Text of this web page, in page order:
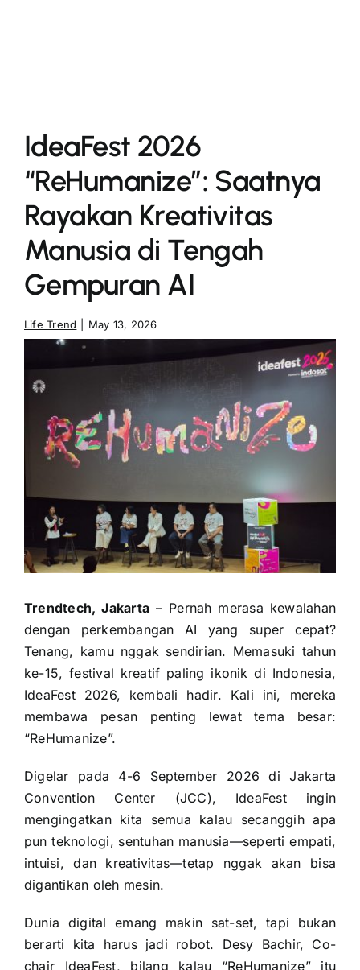
IdeaFest 2026
“ReHumanize”: Saatnya
Rayakan Kreativitas
Manusia di Tengah
Gempuran AI
Life Trend May 13, 2026
Trendtech, Jakarta – Pernah merasa kewalahan
dengan perkembangan AI yang super cepat?
Tenang, kamu nggak sendirian. Memasuki tahun
ke-15, festival kreatif paling ikonik di Indonesia,
IdeaFest 2026, kembali hadir. Kali ini, mereka
membawa pesan penting lewat tema besar:
“ReHumanize”.
Digelar pada 4-6 September 2026 di Jakarta
Convention Center (JCC), IdeaFest ingin
mengingatkan kita semua kalau secanggih apa
pun teknologi, sentuhan manusia—seperti empati,
intuisi, dan kreativitas—tetap nggak akan bisa
digantikan oleh mesin.
Dunia digital emang makin sat-set, tapi bukan
berarti kita harus jadi robot. Desy Bachir, Co-
chair IdeaFest, bilang kalau “ReHumanize” itu